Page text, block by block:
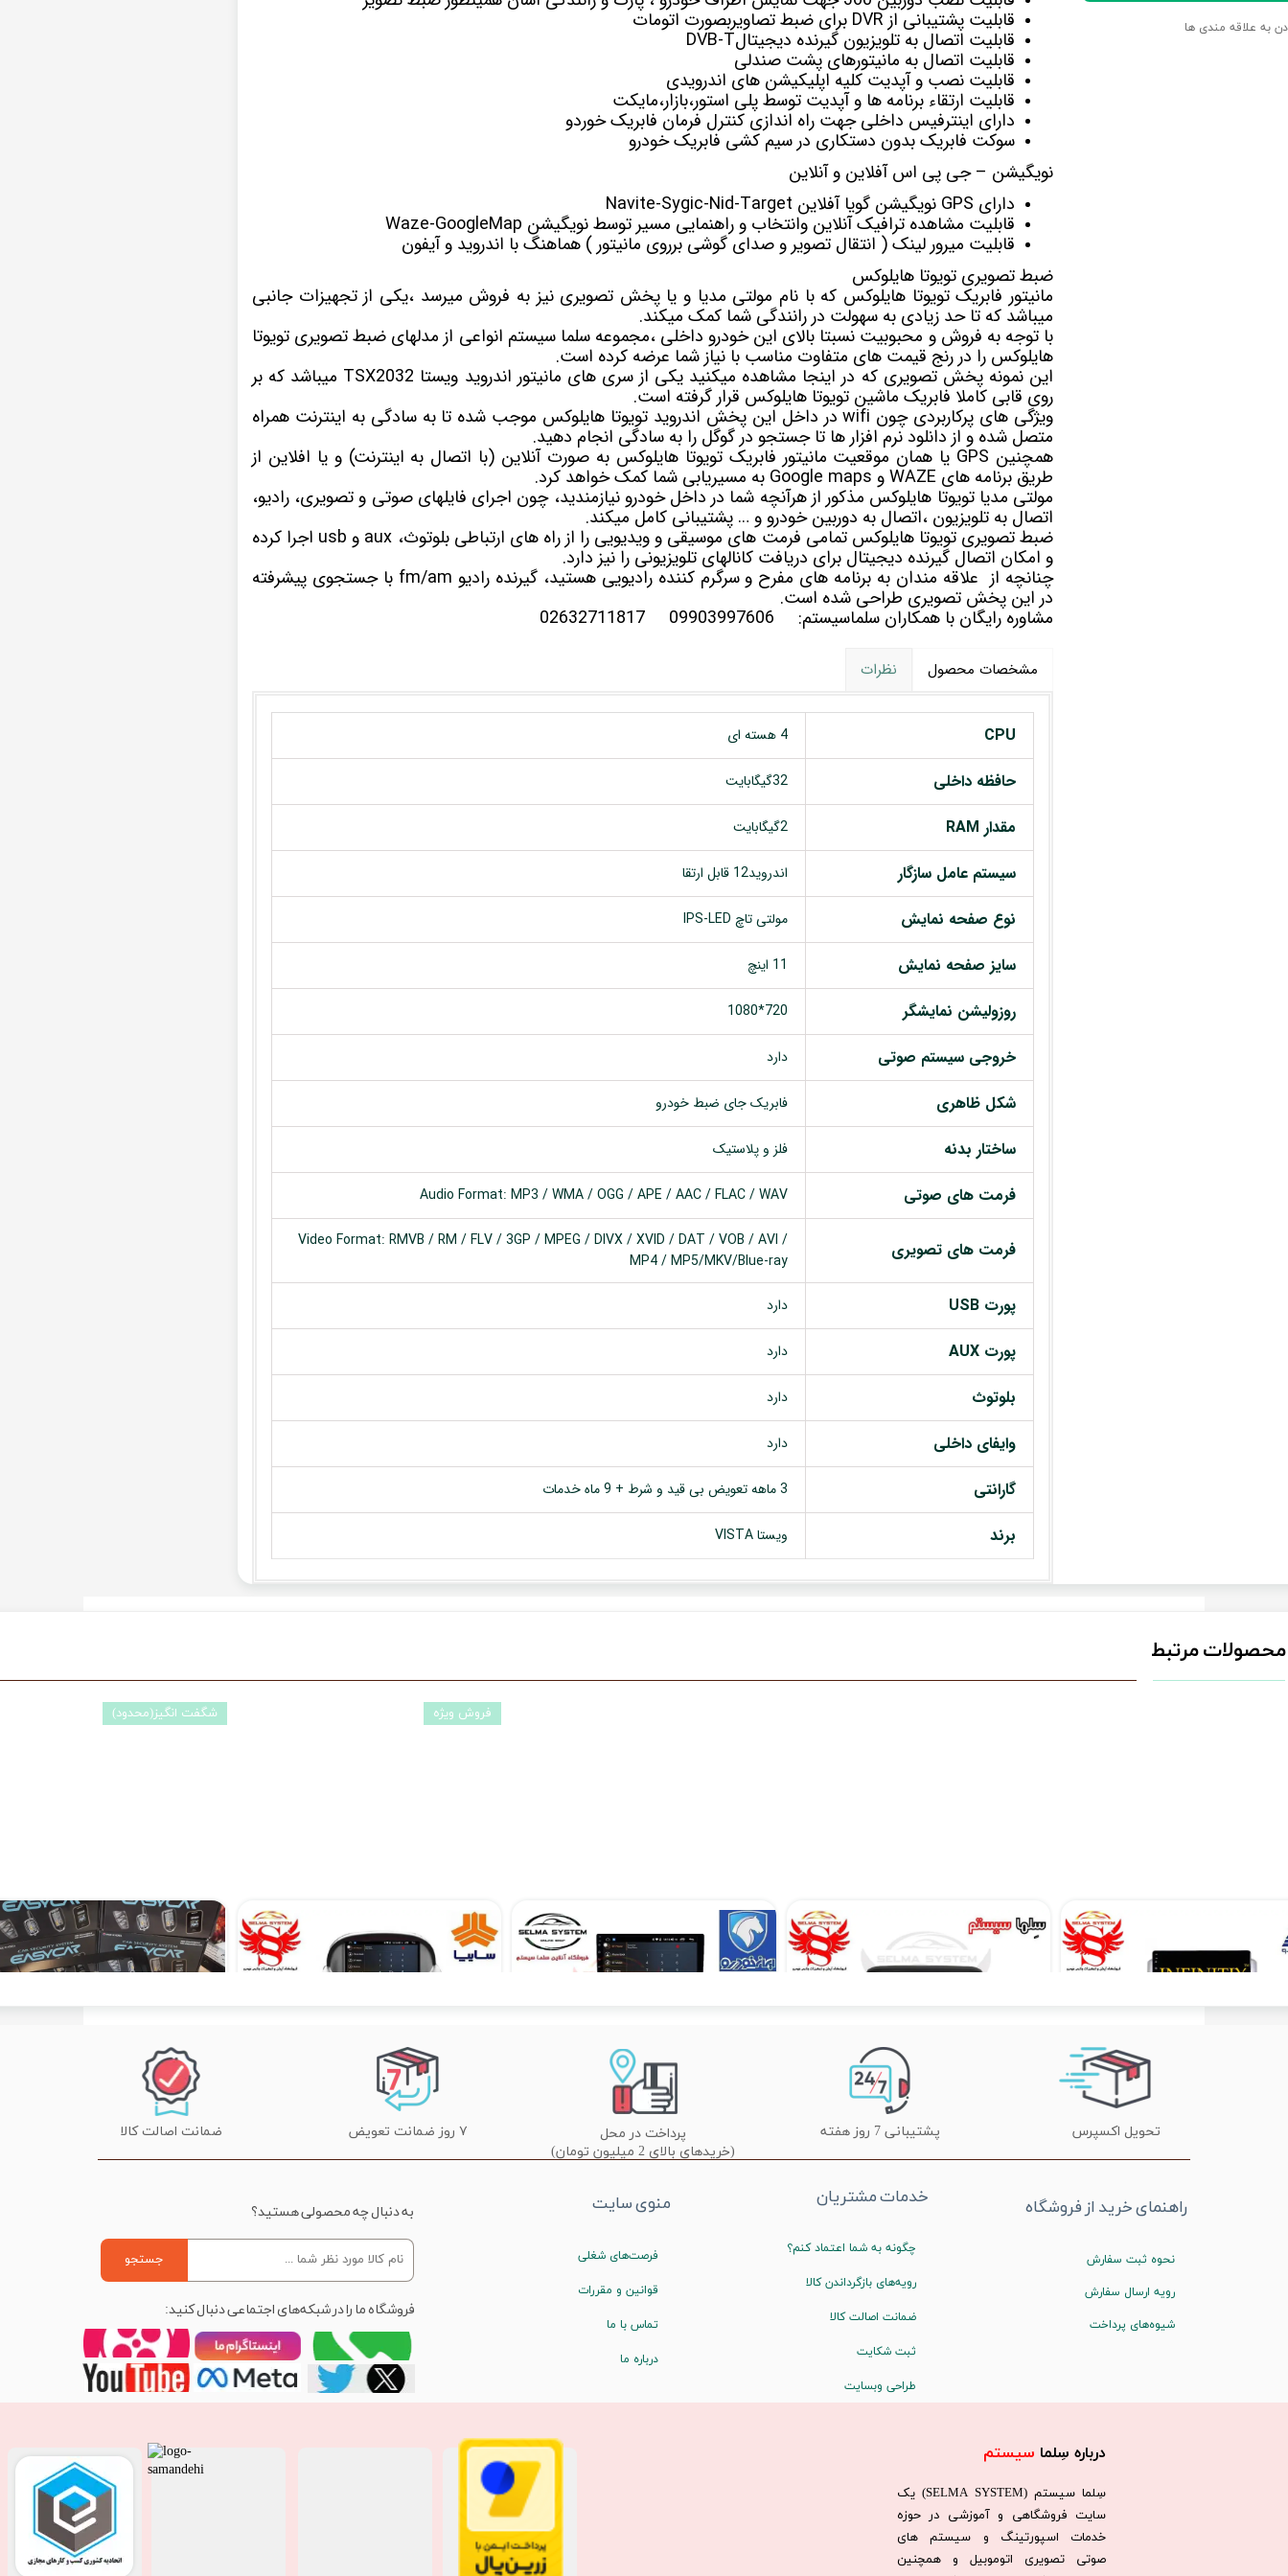
به علاقه مندی ها قابلیت پشتیبانی از DVR برای ضبط تصاویربصورت اتومات
قابلیت اتصال به تلویزیون گیرنده دیجیتالDVB-T
قابلیت اتصال به مانیتورهای پشت صندلی
قابلیت نصب و آپدیت کلیه اپلیکیشن های اندرویدی
قابلیت ارتقاء برنامه ها و آپدیت توسط پلی استور،بازار،مایکت
دارای اینترفیس داخلی جهت راه اندازی کنترل فرمان فابریک خوردو
سوکت فابریک بدون دستکاری در سیم کشی فابریک خودرو
نویگیشن – جی پی اس آفلاین و آنلاین
دارای GPS نویگیشن گویا آفلاین Navite-Sygic-Nid-Target
قابلیت مشاهده ترافیک آنلاین وانتخاب و راهنمایی مسیر توسط نویگیشن Waze-GoogleMap
قابلیت میرور لینک ( انتقال تصویر و صدای گوشی برروی مانیتور ) هماهنگ با اندروید و آیفون
ضبط تصویری تویوتا هایلوکس
مانیتور فابریک تویوتا هایلوکس که با نام مولتی مدیا و یا پخش تصویری نیز به فروش میرسد ،یکی از تجهیزات جانبی
میباشد که تا حد زیادی به سهولت در رانندگی شما کمک میکند.
با توجه به فروش و محبوبیت نسبتا بالای این خودرو داخلی ،مجموعه سلما سیستم انواعی از مدلهای ضبط تصویری تویوتا
هایلوکس را در رنج قیمت های متفاوت مناسب با نیاز شما عرضه کرده است.
این نمونه پخش تصویری که در اینجا مشاهده میکنید یکی از سری های مانیتور اندروید ویستا TSX2032 میباشد که بر
روی قابی کاملا فابریک ماشین تویوتا هایلوکس قرار گرفته است.
ویژگی های پرکاربردی چون wifi در داخل این پخش اندروید تویوتا هایلوکس موجب شده تا به سادگی به اینترنت همراه
متصل شده و از دانلود نرم افزار ها تا جستجو در گوگل را به سادگی انجام دهید.
همچنین GPS یا همان موقعیت مانیتور فابریک تویوتا هایلوکس به صورت آنلاین (با اتصال به اینترنت) و یا افلاین از
طریق برنامه های WAZE و Google maps به مسیریابی شما کمک خواهد کرد.
مولتی مدیاتویوتا هایلوکس مذکور از هرآنچه شما در داخل خودرو نیازمندید، چون اجرای فایلهای صوتی و تصویری، رادیو،
اتصال به تلویزیون ،اتصال به دوربین خودرو و … پشتیبانی کامل میکند.
ضبط تصویری تویوتا هایلوکس تمامی فرمت های موسیقی و ویدیویی را از راه های ارتباطی بلوتوث، aux و usb اجرا کرده
و امکان اتصال گیرنده دیجیتال برای دریافت کانالهای تلویزیونی را نیز دارد.
چنانچه از علاقه مندان به برنامه های مفرح و سرگرم کننده رادیویی هستید، گیرنده رادیو fm/am با جستجوی پیشرفته
در این پخش تصویری طراحی شده است.
مشاوره رایگان با همکاران سلماسیستم: 09903997606
02632711817
مشخصات محصول نظرات
CPU 4 هسته ای
حافظه داخلی 32گیگابایت
مقدار RAM 2گیگابایت
سیستم عامل سازگار اندروید12 قابل ارتقا
نوع صفحه نمایش مولتی تاچ IPS-LED
سایز صفحه نمایش 11 اینچ
روزولیشن نمایشگر 720*1080
خروجی سیستم صوتی دارد
شکل ظاهری فابریک جای ضبط خودرو
ساختار بدنه فلز و پلاستیک
فرمت های صوتی Audio Format: MP3 / WMA / OGG / APE / AAC / FLAC / WAV
فرمت های تصویری
Video Format: RMVB / RM / FLV / 3GP / MPEG / DIVX / XVID / DAT / VOB / AVI /
MP4 / MP5/MKV/Blue-ray
پورت USB دارد
پورت AUX دارد
بلوتوث دارد
وایفای داخلی دارد
گارانتی 3 ماهه تعویض بی قید و شرط + 9 ماه خدمات
برند ویستا VISTA
محصولات مرتبط
مانیتور فابریک بسترن B50 اندرویدی مدل AP
۱۲,۹۰۰,۰۰۰ تومان
مانیتور فابریک بسترن B50 اندرویدی فولتاچ مدل PM
۱۲,۹۰۰,۰۰۰ تومان ۱۲,۹۰۰,۰۰۰ تومان ۱۵,۹۰۰,۰۰۰ تومان
درباره سِلما سیستم​​​​​​​
سِلما سيستم (SELMA SYSTEM) یک
سایت فروشگاهی و آموزشی در حوزه
خدمات اسپورتینگ و سیستم های
صوتی تصویری اتوموبیل و همچنین
تحویل اکسپرس پشتیبانی 7 روز هفته
پرداخت در محل
(خریدهای بالای 2 میلیون تومان)
۷ روز ضمانت تعویض ضمانت اصالت کالا
راهنمای خرید از فروشگاه
نحوه ثبت سفارش
رویه ارسال سفارش
شیوه‌های پرداخت
خدمات مشتریان
چگونه به شما اعتماد کنم؟
رویه‌های بازگرداندن کالا
ضمانت اصالت کالا
ثبت شکایت
طراحی وبسایت
منوی سایت
فرصت‌های شغلی
قوانین و مقررات
تماس با ما
درباره ما
به دنبال چه محصولی هستید؟
جستجو
فروشگاه ما را در شبکه‌های اجتماعی دنبال کنید: